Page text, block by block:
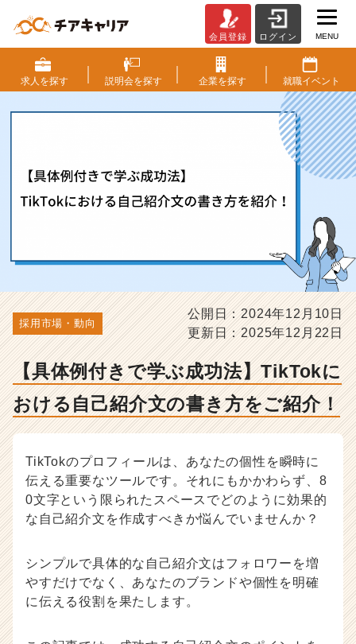
体
例
付
き
成
功
法】
k
o
る
自
己
文
の
書
き
方
ご
紹
介！
-
会員登録 ログイン MENU
求人を探す 説明会を探す 企業を探す 就職イベント
採用市場・動向
公開日：2024年12月10日
更新日：2025年12月22日
【具体例付きで学ぶ成功法】TikTokに
おける自己紹介文の書き方をご紹介！
TikTokのプロフィールは、あなたの個性を瞬時に
伝える重要なツールです。それにもかかわらず、8
0文字という限られたスペースでどのように効果的
な自己紹介文を作成すべきか悩んでいませんか？
シンプルで具体的な自己紹介文はフォロワーを増
やすだけでなく、あなたのブランドや個性を明確
に伝える役割を果たします。